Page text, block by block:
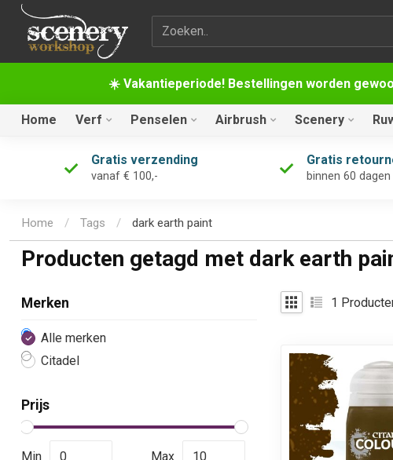
☀️ Vakantieperiode! Bestellingen worden
Zoekterm
Home Verf Penselen Airbrush Scenery
Gratis verzending
vanaf € 100,-
Gratis
binnen 60 dagen
Home / Tags / dark earth paint
Producten getagd met dark earth
Merken
Alle merken
Citadel
Prijs
Min Max
1